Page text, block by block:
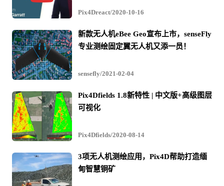
Pix4Dreact/2020-10-16
新款无人机eBee Geo宣布上市，senseFly
专业测绘固定翼无人机又添一员！
sensefly/2021-02-04
Pix4Dfields 1.8新特性 | 中文版+高级图层
可视化
Pix4Dfields/2020-08-14
3项无人机测绘应用，Pix4D帮助打造缅
甸智慧铜矿